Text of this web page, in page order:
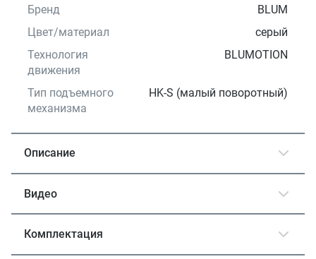
Бренд
BLUM
Цвет/материал
серый
Технология
движения
BLUMOTION
Тип подъемного
механизма
HK-S (малый поворотный)
Описание
Видео
Комплектация